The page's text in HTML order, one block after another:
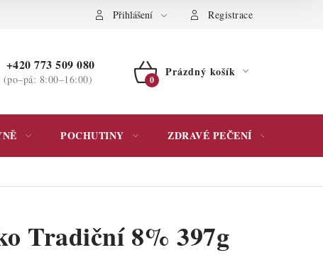
ochrany osobních údajů Přihlášení Registrace
+420 773 509 080
(po–pá: 8:00–16:00)
NÁKUPNÍ
Prázdný košík
POCHUTINY ZDRAVÉ PEČENÍ
Tradiční 8% 397g